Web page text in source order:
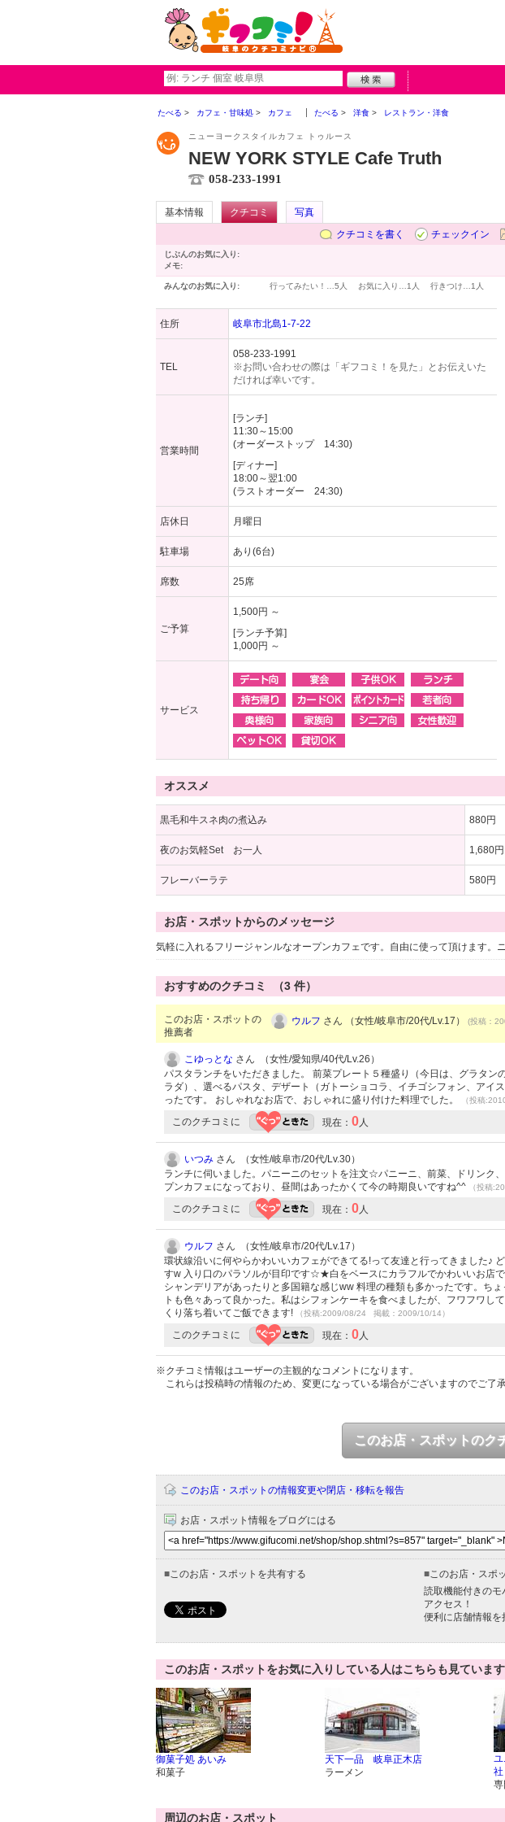
たべる カフェ・甘味処 カフェ たべる 洋食 レストラン・洋食
ニューヨークスタイルカフェ トゥルース
NEW YORK STYLE Cafe Truth
058-233-1991
基本情報 クチコミ
写真
クチコミを書く
チェックイン
じぶんのお気に入り:
メモ:
みんなのお気に入り: 行ってみたい！… 5人 お気に入り… 1人 行きつけ… 1人
住所 岐阜市北島1-7-22
TEL
058-233-1991
※お問い合わせの際は「ギフコミ！を見た」とお伝えいた
だければ幸いです。
営業時間
[ランチ]
11:30～15:00
(オーダーストップ 14:30)
[ディナー]
18:00～翌1:00
(ラストオーダー 24:30)
店休日 月曜日
駐車場 あり(6台)
席数 25席
ご予算
1,500円 ～
[ランチ予算]
1,000円 ～
サービス
オススメ
黒毛和牛スネ肉の煮込み 880円
夜のお気軽Set お一人 1,680円
フレーバーラテ 580円
お店・スポットからのメッセージ
気軽に入れるフリージャンルなオープンカフェです。自由に使って頂けます。
おすすめのクチコミ （3 件）
このお店・スポットの
推薦者
ウルフ さん （女性/岐阜市/20代/Lv.17） (投稿：
こゆっとな さん （女性/愛知県/40代/Lv.26）
パスタランチをいただきました。 前菜プレート５種盛り（今日は、グラタ
ラダ）、選べるパスタ、デザート（ガトーショコラ、イチゴシフォン、アイ
ったです。 おしゃれなお店で、おしゃれに盛り付けた料理でした。
（投稿
このクチコミに 現在： 0人
いつみ さん （女性/岐阜市/20代/Lv.30）
ランチに伺いました。パニーニのセットを注文☆パニーニ、前菜、ドリンク
プンカフェになっており、昼間はあったかくて今の時期良いですね^^
（投稿
このクチコミに 現在： 0人
ウルフ さん （女性/岐阜市/20代/Lv.17）
環状線沿いに何やらかわいいカフェができてる!って友達と行ってきました♪
すw 入り口のパラソルが目印です☆★白をベースにカラフルでかわいいお店
シャンデリアがあったりと多国籍な感じww 料理の種類も多かったです。ち
トも色々あって良かった。私はシフォンケーキを食べましたが、フワフワし
くり落ち着いてご飯できます!
（投稿:2009/08/24 掲載：2009/10/14）
このクチコミに 現在： 0人
※クチコミ情報はユーザーの主観的なコメントになります。
これらは投稿時の情報のため、変更になっている場合がございますのでご了承
このお店・スポットのク
このお店・スポットの情報変更や閉店・移転を報告
お店・スポット情報をブログにはる
■このお店・スポットを共有する ■このお店・スポ
読取機能付きのモ
アクセス！
便利に店舗情報を
このお店・スポットをお気に入りしている人はこちらも見ています
御菓子処 あいみ
和菓子
天下一品 岐阜正木店
ラーメン
社
周辺のお店・スポット